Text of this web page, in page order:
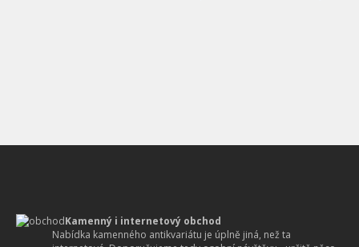
Kamenný i internetový obchod
Nabídka kamenného antikvariátu je úplně jiná, než ta